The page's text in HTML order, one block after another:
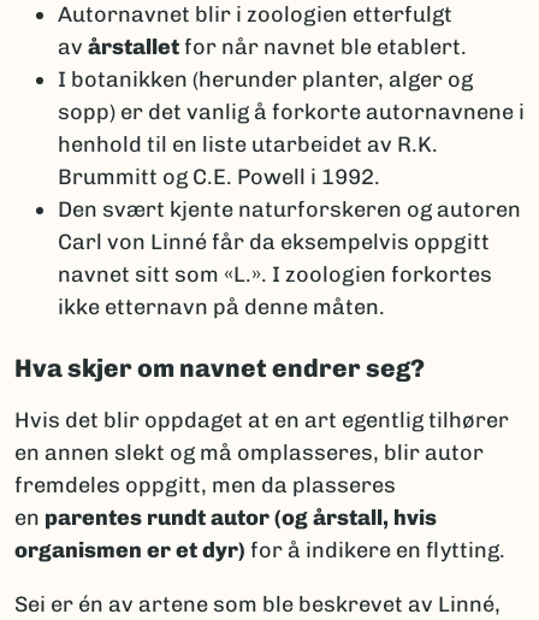
Autornavnet blir i zoologien etterfulgt
av årstalletfor når navnet ble etablert.
I botanikken (herunder planter, alger og
sopp) er det vanlig å forkorte autornavnene i
henhold til en liste utarbeidet av R.K.
Brummitt og C.E. Powell i 1992.
Den svært kjente naturforskeren og autoren
Carl von Linné får da eksempelvis oppgitt
navnet sitt som «L.». I zoologien forkortes
ikke etternavn på denne måten.
Hva skjer om navnet endrer seg?
Hvis det blir oppdaget at en art egentlig tilhører
en annen slekt og må omplasseres, blir autor
fremdeles oppgitt, men da plasseres
en parentes rundt autor (og årstall, hvis
organismen er et dyr) for å indikere en flytting.
Sei er én av artene som ble beskrevet av Linné,